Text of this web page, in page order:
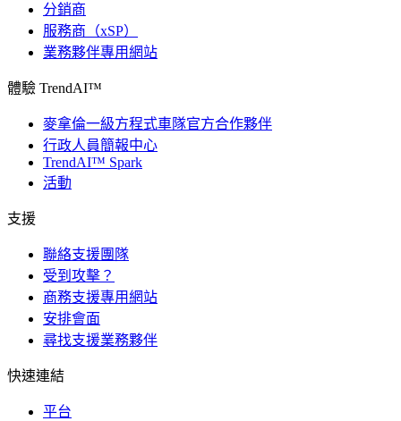
分銷商
服務商（xSP）
業務夥伴專用網站
體驗 TrendAI™
麥拿倫一級方程式車隊官方合作夥伴
行政人員簡報中心
TrendAI™ Spark
活動
支援
聯絡支援團隊
受到攻擊？
商務支援專用網站
安排會面
尋找支援業務夥伴
快速連結
平台